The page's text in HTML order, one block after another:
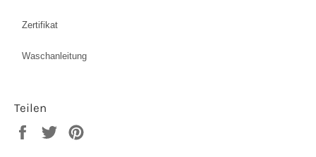
Zertifikat
Waschanleitung
Teilen
Auf
Auf